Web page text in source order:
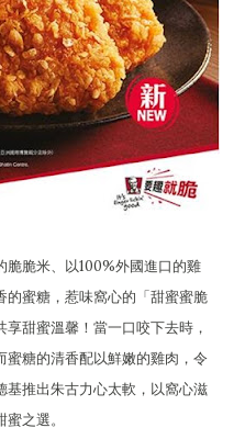
脆脆米、以100%外國進口的雞
的蜜糖，惹味窩心的「甜蜜蜜脆
甜蜜溫馨！當一口咬下去時，
蜜糖的清香配以鮮嫩的雞肉，令
基推出朱古力心太軟，以窩心滋
之選。